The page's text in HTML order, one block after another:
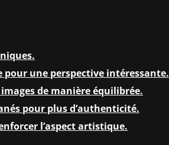
pour une perspective intéressante.
de manière équilibrée.
pour plus d’authenticité.
l’aspect artistique.